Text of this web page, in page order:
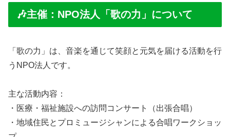
🎶主催：NPO法人「歌の力」について
「歌の力」は、音楽を通じて笑顔と元気を届ける活動を行
うNPO法人です。
主な活動内容：
・医療・福祉施設への訪問コンサート（出張合唱）
・地域住民とプロミュージシャンによる合唱ワークショッ